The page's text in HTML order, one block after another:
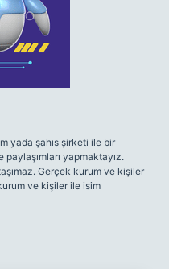
yada şahıs şirketi ile bir
paylaşımları yapmaktayız.
Gerçek kurum ve kişiler
ve kişiler ile isim